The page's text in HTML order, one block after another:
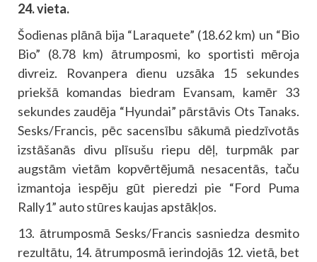
24. vieta.
Šodienas plānā bija “Laraquete” (18.62 km) un “Bio
Bio” (8.78 km) ātrumposmi, ko sportisti mēroja
divreiz. Rovanpera dienu uzsāka 15 sekundes
priekšā komandas biedram Evansam, kamēr 33
sekundes zaudēja “Hyundai” pārstāvis Ots Tanaks.
Sesks/Francis, pēc sacensību sākumā piedzīvotās
izstāšanās divu plīsušu riepu dēļ, turpmāk par
augstām vietām kopvērtējumā nesacentās, taču
izmantoja iespēju gūt pieredzi pie “Ford Puma
Rally1” auto stūres kaujas apstākļos.
13. ātrumposmā Sesks/Francis sasniedza desmito
rezultātu, 14. ātrumposmā ierindojās 12. vietā, bet